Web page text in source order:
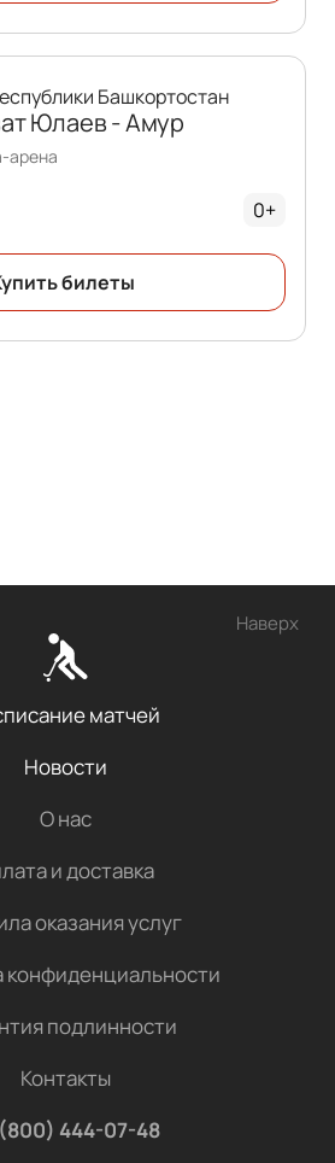
Башкортостан
Юлаев - Амур
арена
0+
билеты
Наверх
матчей
Новости
О нас
и доставка
оказания услуг
конфиденциальности
подлинности
Контакты
444-07-48